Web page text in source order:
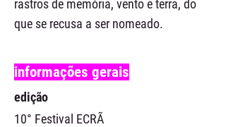
rastros de memória, vento e terra, do
que se recusa a ser nomeado.
informações gerais
edição
10° Festival ECRÃ